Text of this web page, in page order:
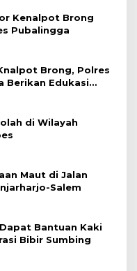
Kenalpot Brong
Pubalingga
Brong, Polres
Berikan Edukasi
di Wilayah
Maut di Jalan
Salem
Bantuan Kaki
Bibir Sumbing